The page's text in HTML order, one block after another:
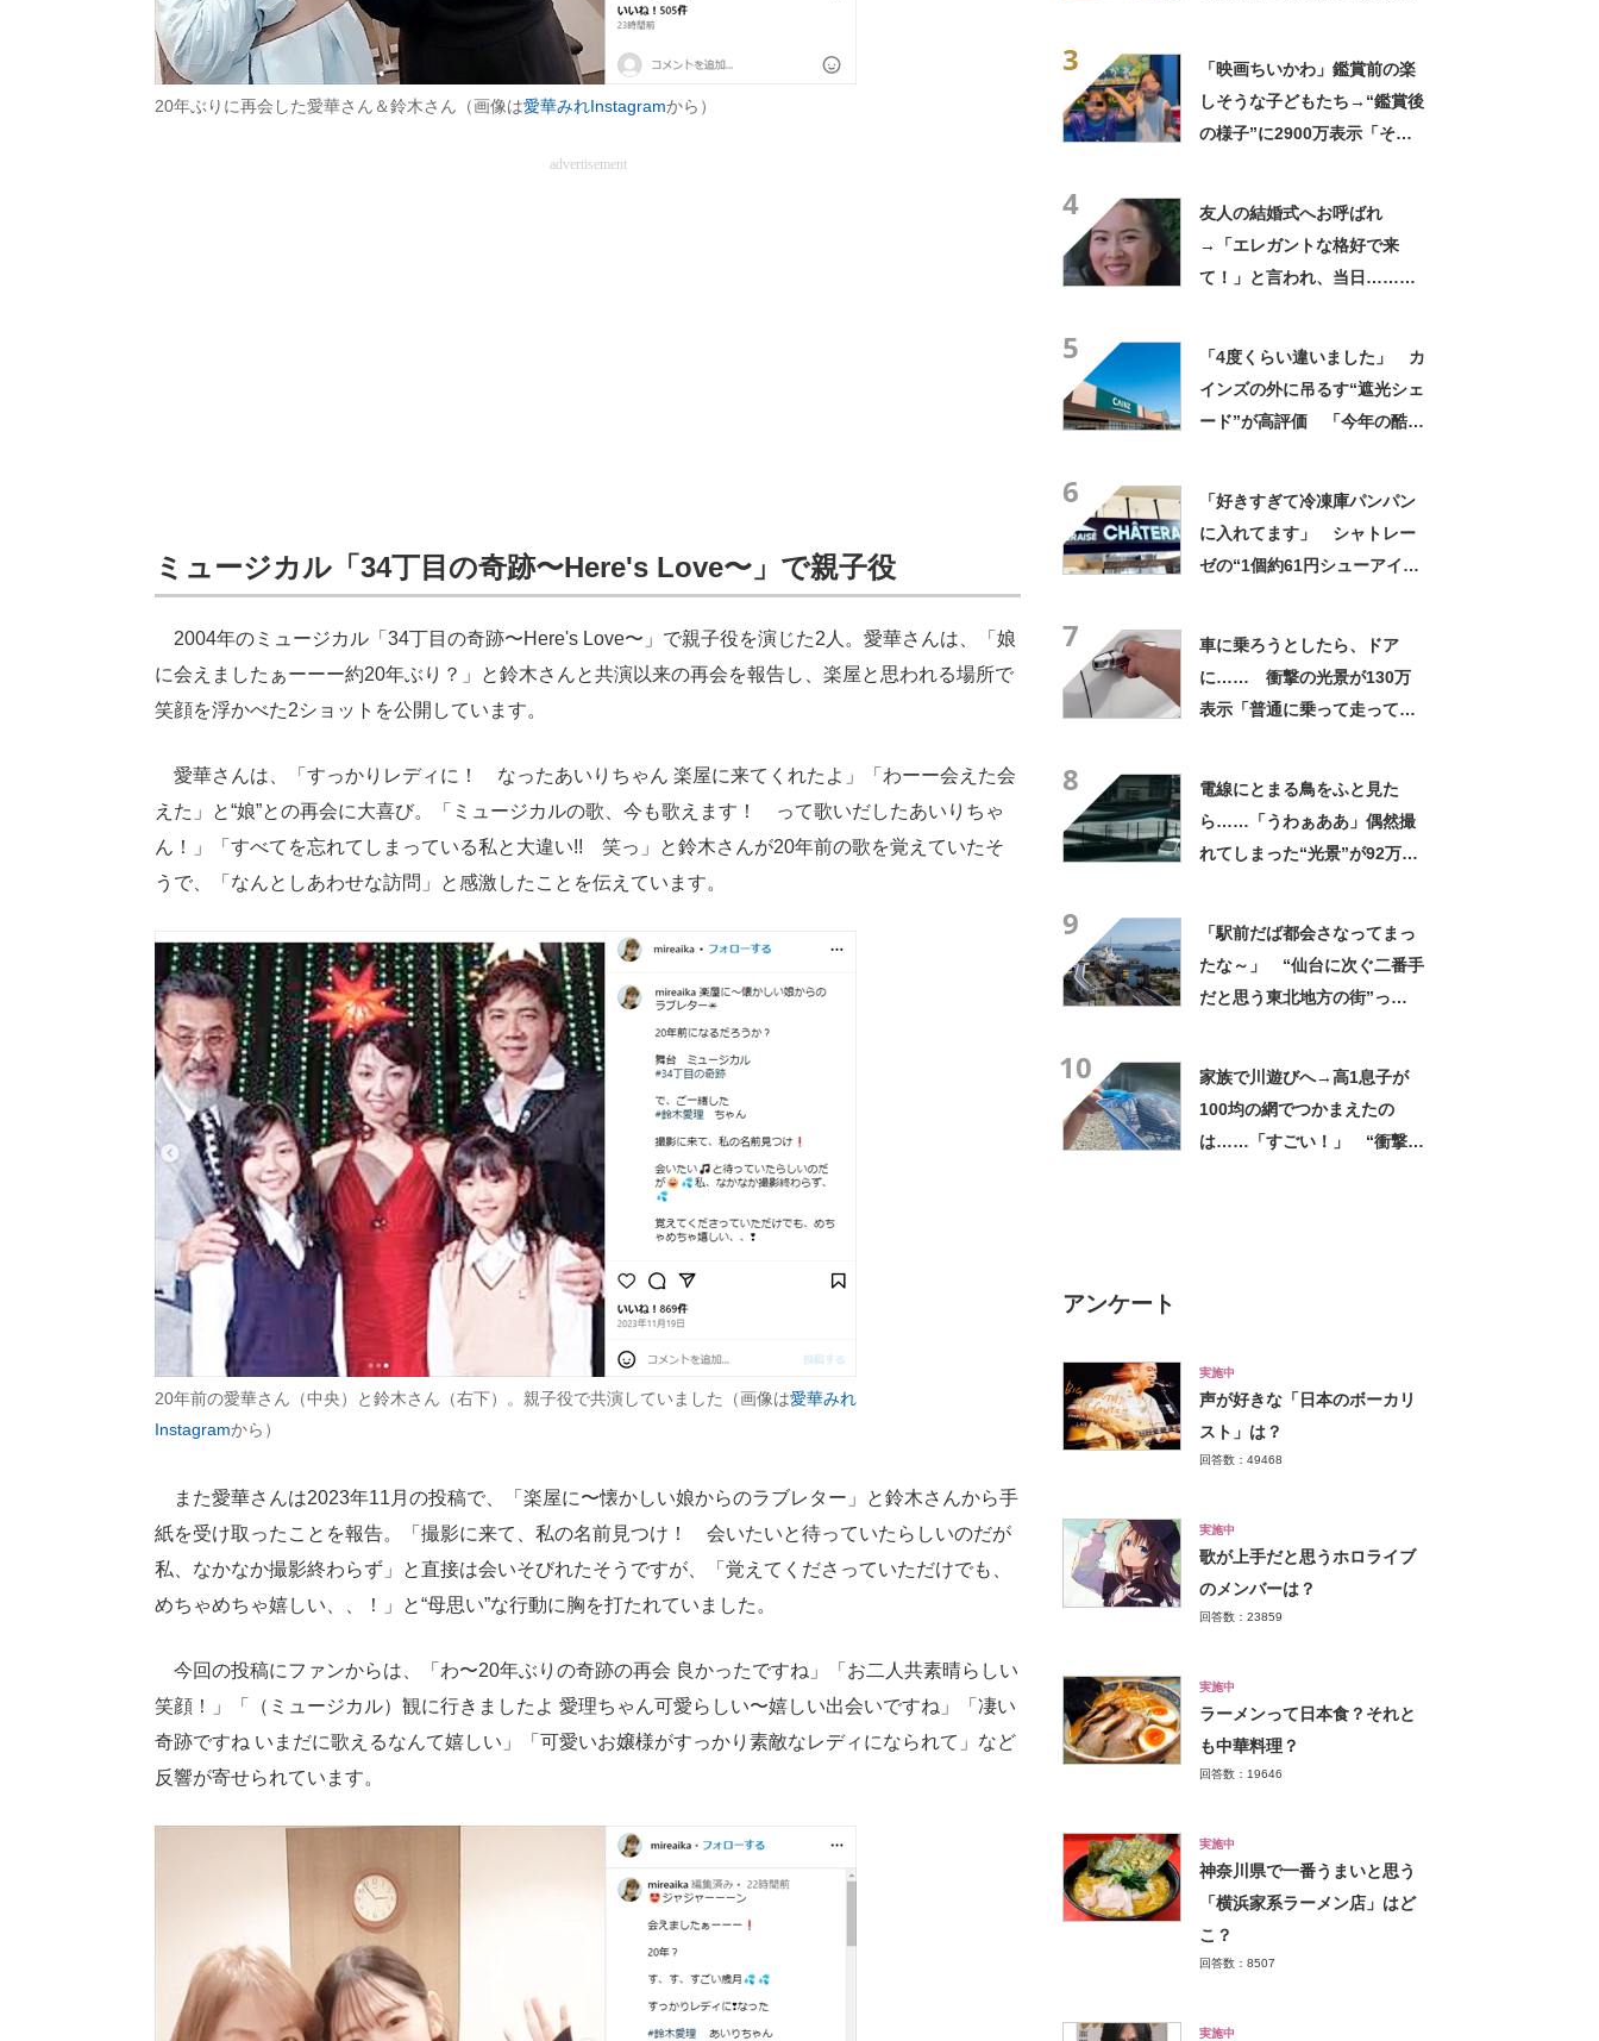
20年ぶりに再会した愛華さん＆鈴木さん（画像は愛華みれInstagramから）
advertisement
ミュージカル「34丁目の奇跡〜Here's Love〜」で親子役
2004年のミュージカル「34丁目の奇跡〜Here's Love〜」で親子役を演じた2人。愛華さんは、「娘
に会えましたぁーーー約20年ぶり？」と鈴木さんと共演以来の再会を報告し、楽屋と思われる場所で
笑顔を浮かべた2ショットを公開しています。
愛華さんは、「すっかりレディに！ なったあいりちゃん 楽屋に来てくれたよ」「わーー会えた会
えた」と“娘”との再会に大喜び。「ミュージカルの歌、今も歌えます！ って歌いだしたあいりちゃ
ん！」「すべてを忘れてしまっている私と大違い!! 笑っ」と鈴木さんが20年前の歌を覚えていたそ
うで、「なんとしあわせな訪問」と感激したことを伝えています。
20年前の愛華さん（中央）と鈴木さん（右下）。親子役で共演していました（画像は愛華みれ
Instagramから）
また愛華さんは2023年11月の投稿で、「楽屋に〜懐かしい娘からのラブレター」と鈴木さんから手
紙を受け取ったことを報告。「撮影に来て、私の名前見つけ！ 会いたいと待っていたらしいのだが
私、なかなか撮影終わらず」と直接は会いそびれたそうですが、「覚えてくださっていただけでも、
めちゃめちゃ嬉しい、、！」と“母思い”な行動に胸を打たれていました。
今回の投稿にファンからは、「わ〜20年ぶりの奇跡の再会 良かったですね」「お二人共素晴らしい
笑顔！」「（ミュージカル）観に行きましたよ 愛理ちゃん可愛らしい〜嬉しい出会いですね」「凄い
奇跡ですね いまだに歌えるなんて嬉しい」「可愛いお嬢様がすっかり素敵なレディになられて」など
反響が寄せられています。
3
「映画ちいかわ」鑑賞前の楽
しそうな子どもたち→“鑑賞後
の様子”に2900万表示「そう
4
友人の結婚式へお呼ばれ
→「エレガントな格好で来
て！」と言われ、当日……ま
5
「4度くらい違いました」 カ
インズの外に吊るす“遮光シェ
ード”が高評価 「今年の酷暑
6
「好きすぎて冷凍庫パンパン
に入れてます」 シャトレー
ゼの“1個約61円シューアイ
7
車に乗ろうとしたら、ドア
に…… 衝撃の光景が130万
表示「普通に乗って走ってた
8
電線にとまる鳥をふと見た
ら……「うわぁああ」偶然撮
れてしまった“光景”が92万再
9
「駅前だば都会さなってまっ
たな～」 “仙台に次ぐ二番手
だと思う東北地方の街”っ
10
家族で川遊びへ→高1息子が
100均の網でつかまえたの
は……「すごい！」 “衝撃の
アンケート
実施中
声が好きな「日本のボーカリ
スト」は？
回答数：49468
実施中
歌が上手だと思うホロライブ
のメンバーは？
回答数：23859
実施中
ラーメンって日本食？それと
も中華料理？
回答数：19646
実施中
神奈川県で一番うまいと思う
「横浜家系ラーメン店」はど
こ？
回答数：8507
実施中